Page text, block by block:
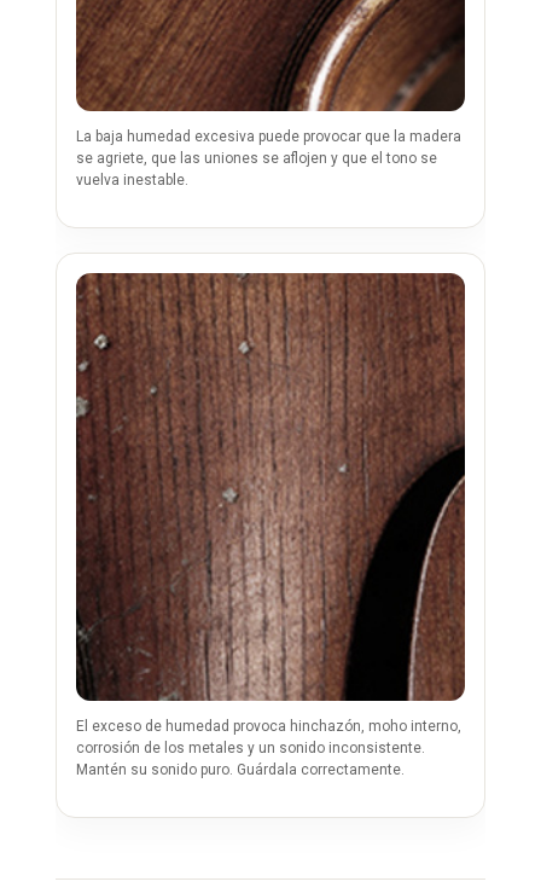
La baja humedad excesiva puede provocar que la madera
se agriete, que las uniones se aflojen y que el tono se
vuelva inestable.
El exceso de humedad provoca hinchazón, moho interno,
corrosión de los metales y un sonido inconsistente.
Mantén su sonido puro. Guárdala correctamente.